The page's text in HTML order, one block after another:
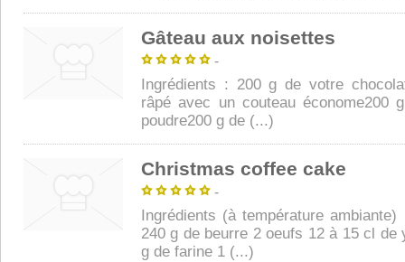
Gâteau aux noisettes
-
Ingrédients : 200 g de votre
râpé avec un couteau économe200
poudre200 g de (...)
Christmas coffee cake
-
Ingrédients (à température
240 g de beurre 2 oeufs 12 à 15 cl de
g de farine 1 (...)